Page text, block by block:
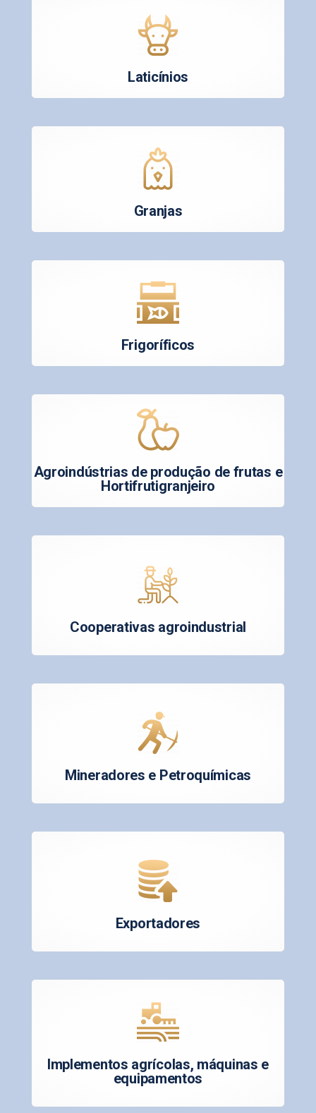
Laticínios
Granjas
Frigoríficos
Agroindústrias de produção de frutas e
Hortifrutigranjeiro
Cooperativas agroindustrial
Mineradores e Petroquímicas
Exportadores
Implementos agrícolas, máquinas e
equipamentos